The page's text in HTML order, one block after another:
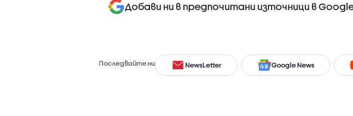
Добави ни в предпочитани източници в
Последвайте ни NewsLetter Google News